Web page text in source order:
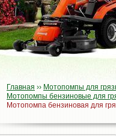
Главная ›› Мотопомпы для
Мотопомпы бензиновые для
Мотопомпа бензиновая для